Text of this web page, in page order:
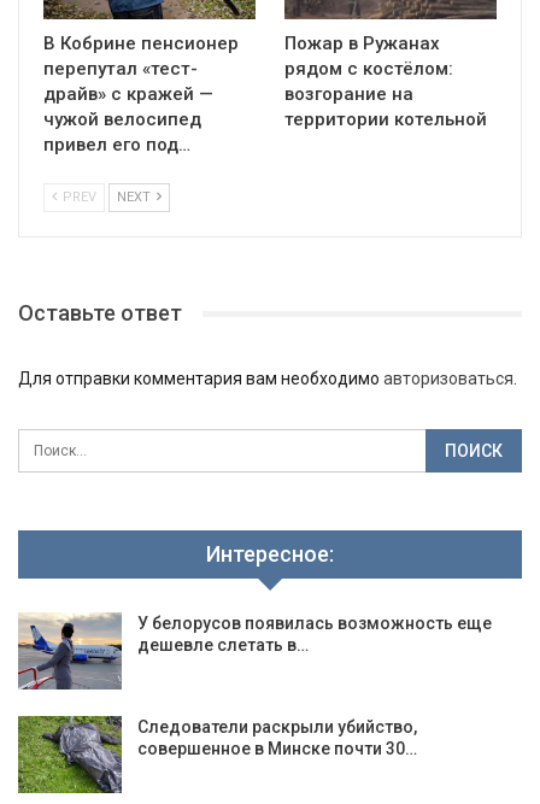
В Кобрине пенсионер
перепутал «тест-
драйв» с кражей —
чужой велосипед
привел его под…
Пожар в Ружанах
рядом с костёлом:
возгорание на
территории котельной
PREV NEXT
Оставьте ответ
Для отправки комментария вам необходимо авторизоваться.
Интересное:
У белорусов появилась возможность еще
дешевле слетать в…
Следователи раскрыли убийство,
совершенное в Минске почти 30…